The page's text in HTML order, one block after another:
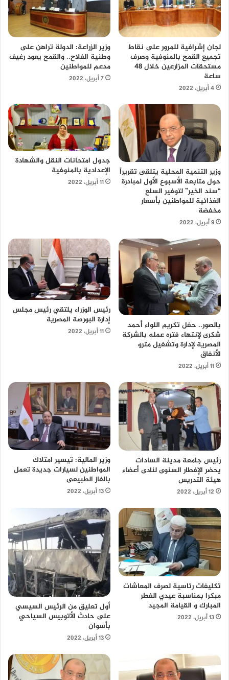
لجان إشرافية للمرور على نقاط
تجميع القمح بالمنوفية وصرف
مستحقات المزارعين خلال 48
ساعة
4 أبريل، 2022
وزير الزراعة: الدولة تراهن على
وطنية الفلاح.. والقمح يعود رغيف
مدعم للمواطنين
7 أبريل، 2022
وزير التنمية المحلية يتلقى تقريراً
حول متابعة الأسبوع الأول لمبادرة
“سند الخير” لتوفير السلع
الغذائية للمواطنين بأسعار
مخفضة
9 أبريل، 2022
جدول امتحانات النقل والشهادة
الإعدادية بالمنوفية
11 أبريل، 2022
بالصور.. حفل تكريم اللواء أحمد
شكرى لإنتهاء فتره عمله بالشركة
المصرية لإدارة وتشغيل مترو
الأنفاق
11 أبريل، 2022
رئيس الوزراء يلتقي رئيس مجلس
إدارة البورصة المصرية
11 أبريل، 2022
رئيس جامعة مدينة السادات
يحضر الإفطار السنوى لنادى أعضاء
هيئة التدريس
12 أبريل، 2022
وزير المالية: تيسير امتلاك
المواطنين لسيارات جديدة تعمل
بالغاز الطبيعى
13 أبريل، 2022
تكليفات رئاسية لصرف المعاشات
مبكرا بمناسبة عيدي الفطر
المبارك و القيامة المجيد
13 أبريل، 2022
أول تعليق من الرئيس السيسي
على حادث الأتوبيس السياحي
بأسوان
13 أبريل، 2022